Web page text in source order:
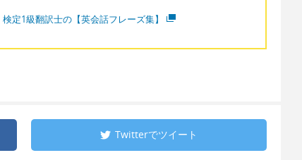
定1級翻訳士の【英会話フレーズ集】
Twitterでツイート